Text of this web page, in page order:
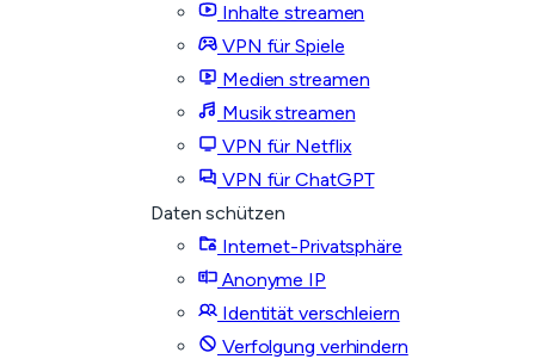
Inhalte streamen
VPN für Spiele
Medien streamen
Musik streamen
VPN für Netflix
VPN für ChatGPT
Daten schützen
Internet-Privatsphäre
Anonyme IP
Identität verschleiern
Verfolgung verhindern